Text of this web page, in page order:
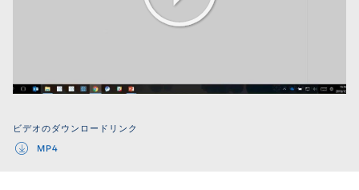
Play
Video
ビデオのダウンロードリンク
MP4